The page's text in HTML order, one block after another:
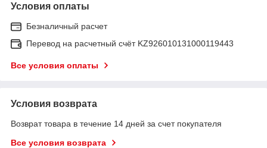
Условия оплаты
Безналичный расчет
Перевод на расчетный счёт KZ926010131000119443
Все условия оплаты
Условия возврата
Возврат товара в течение 14 дней за счет покупателя
Все условия возврата